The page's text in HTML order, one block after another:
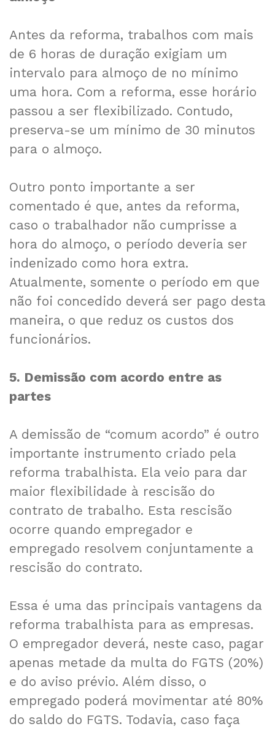
Antes da reforma, trabalhos com mais
de 6 horas de duração exigiam um
intervalo para almoço de no mínimo
uma hora. Com a reforma, esse horário
passou a ser flexibilizado. Contudo,
preserva-se um mínimo de 30 minutos
para o almoço.
Outro ponto importante a ser
comentado é que, antes da reforma,
caso o trabalhador não cumprisse a
hora do almoço, o período deveria ser
indenizado como hora extra.
Atualmente, somente o período em que
não foi concedido deverá ser pago desta
maneira, o que reduz os custos dos
funcionários.
5. Demissão com acordo entre as
partes
A demissão de “comum acordo” é outro
importante instrumento criado pela
reforma trabalhista. Ela veio para dar
maior flexibilidade à rescisão do
contrato de trabalho. Esta rescisão
ocorre quando empregador e
empregado resolvem conjuntamente a
rescisão do contrato.
Essa é uma das principais vantagens da
reforma trabalhista para as empresas.
O empregador deverá, neste caso, pagar
apenas metade da multa do FGTS (20%)
e do aviso prévio. Além disso, o
empregado poderá movimentar até 80%
do saldo do FGTS. Todavia, caso faça